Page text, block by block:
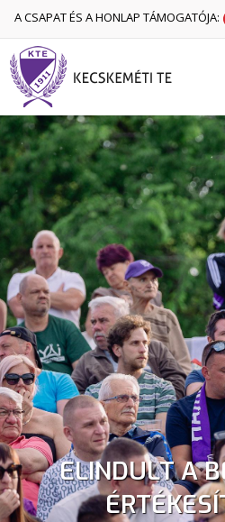
A CSAPAT ÉS A HONLAP TÁMOGATÓJA:
ELINDULT A